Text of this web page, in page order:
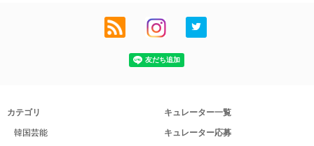
カテゴリ
韓国芸能
キュレーター一覧
キュレーター応募